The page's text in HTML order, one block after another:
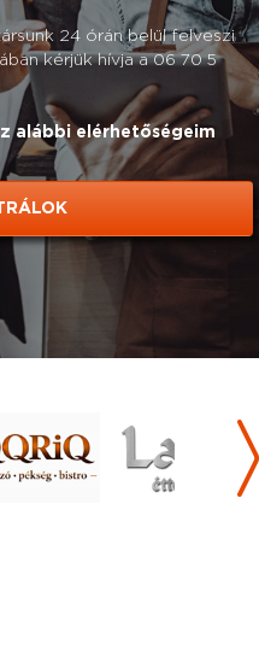
24 órán belül felveszi
kérjük hívja a 06 70 5
alábbi elérhetőségeim